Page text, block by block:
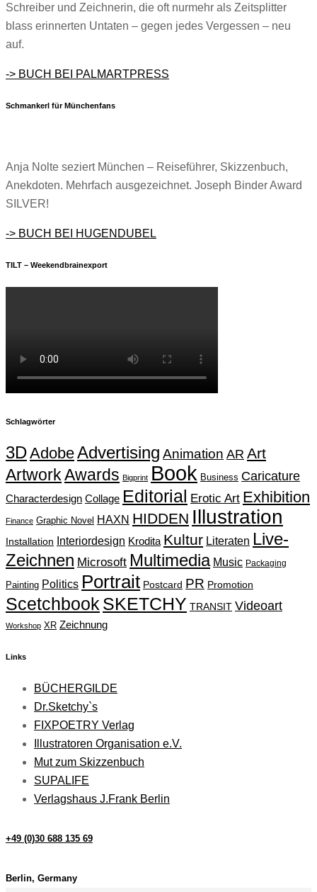
Schreiber und Zeichnerin, die oft nurmehr als Zeitsplitter
blass erinnerten Untaten – gegen jedes Vergessen – neu
auf.
-> BUCH BEI PALMARTPRESS
Schmankerl für Münchenfans
Anja Nolte seziert München – Reiseführer, Skizzenbuch,
Anekdoten. Mehrfach ausgezeichnet. Joseph Binder Award
SILVER!
-> BUCH BEI HUGENDUBEL
TILT – Weekendbrainexport
Schlagwörter
3DAdobeAdvertising Animation AR Art
ArtworkAwards Bigprint Book Business Caricature
Characterdesign Collage Editorial Erotic Art Exhibition
Finance Graphic Novel HAXN HIDDEN Illustration
Installation Interiordesign Krodita Kultur Literaten Live-
Zeichnen Microsoft Multimedia Music Packaging
Painting Politics Portrait Postcard PR Promotion
Scetchbook SKETCHY TRANSIT Videoart
Workshop XR Zeichnung
Links
BÜCHERGILDE
Dr.Sketchy`s
FIXPOETRY Verlag
Illustratoren Organisation e.V.
Mut zum Skizzenbuch
SUPALIFE
Verlagshaus J.Frank Berlin
+49 (0)30 688 135 69
Berlin, Germany